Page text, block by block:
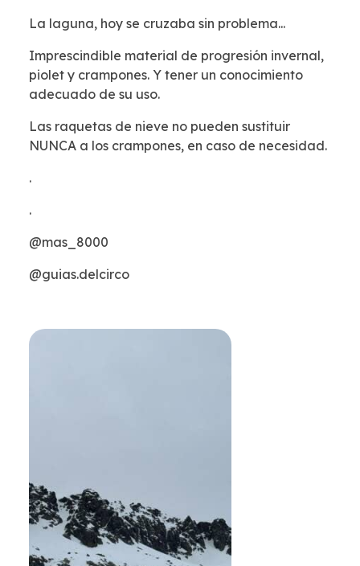
La laguna, hoy se cruzaba sin problema...
Imprescindible material de progresión invernal,
piolet y crampones. Y tener un conocimiento
adecuado de su uso.
Las raquetas de nieve no pueden sustituir
NUNCA a los crampones, en caso de necesidad.
.
.
@mas_8000
@guias.delcirco